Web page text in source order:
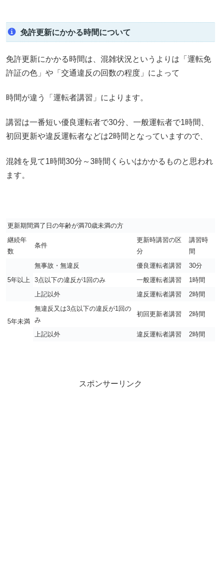
免許更新にかかる時間について
免許更新にかかる時間は、混雑状況というよりは「運転免
許証の色」や「交通違反の回数の程度」によって
時間が違う「運転者講習」によります。
講習は一番短い優良運転者で30分、一般運転者で1時間、
初回更新や違反運転者などは2時間となっていますので、
混雑を見て1時間30分～3時間くらいはかかるものと思われ
ます。
更新期間満了日の年齢が満70歳未満の方
継続年
数
条件
更新時講習の区
分
講習時
間
5年以上
無事故・無違反 優良運転者講習
30分
3点以下の違反が1回のみ
一般運転者講習
1時間
上記以外
違反運転者講習 2時間
5年未満
無違反又は3点以下の違反が1回の
み
初回更新者講習 2時間
上記以外 違反運転者講習 2時間
スポンサーリンク